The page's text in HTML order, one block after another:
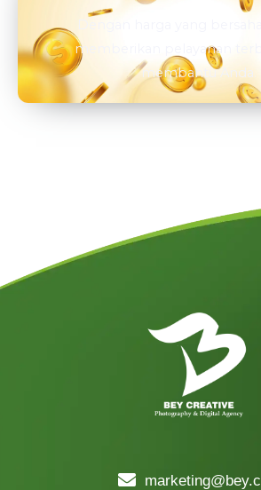
Dengan harga yang
memberikan pelayanan
membantu Anda.